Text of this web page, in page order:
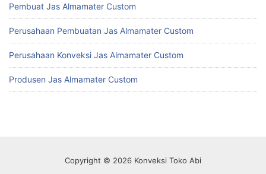
Pembuat Jas Almamater Custom
Perusahaan Pembuatan Jas Almamater Custom
Perusahaan Konveksi Jas Almamater Custom
Produsen Jas Almamater Custom
Copyright © 2026 Konveksi Toko Abi